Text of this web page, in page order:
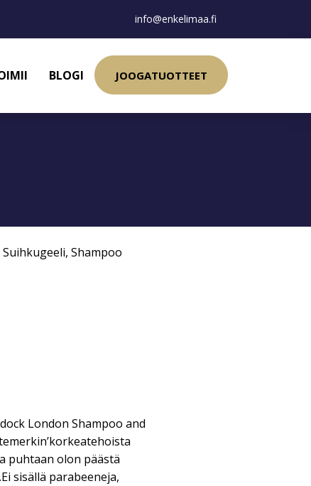
info@enkelimaa.fi
BLOGI JOOGATUOTTEET
Suihkugeeli, Shampoo
London Shampoo and
puhtaan olon päästä
sisällä parabeeneja,